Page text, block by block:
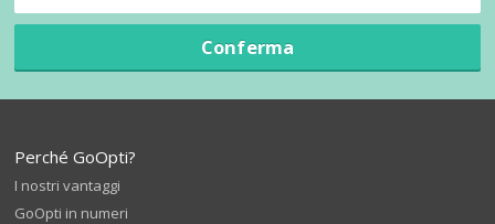
Conferma
Perché GoOpti?
I nostri vantaggi
GoOpti in numeri